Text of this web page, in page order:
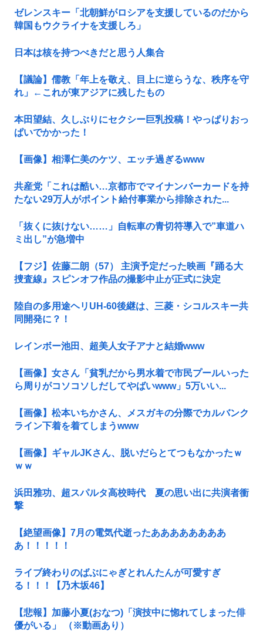
ゼレンスキー「北朝鮮がロシアを支援しているのだから
韓国もウクライナを支援しろ」
日本は核を持つべきだと思う人集合
【議論】儒教「年上を敬え、目上に逆らうな、秩序を守
れ」←これが東アジアに残したもの
本田望結、久しぶりにセクシー巨乳投稿！やっぱりおっ
ぱいでかかった！
【画像】相澤仁美のケツ、エッチ過ぎるwww
共産党「これは酷い…京都市でマイナンバーカードを持
たない29万人がポイント給付事業から排除された...
「抜くに抜けない……」自転車の青切符導入で”車道ハ
ミ出し”が急増中
【フジ】佐藤二朗（57） 主演予定だった映画『踊る大
捜査線』スピンオフ作品の撮影中止が正式に決定
陸自の多用途ヘリUH-60後継は、三菱・シコルスキー共
同開発に？！
レインボー池田、超美人女子アナと結婚www
【画像】女さん「貧乳だから男水着で市民プールいった
ら周りがコソコソしだしてやばいwww」5万いい...
【画像】松本いちかさん、メスガキの分際でカルバンク
ライン下着を着てしまうwww
【画像】ギャルJKさん、脱いだらとてつもなかったｗ
ｗｗ
浜田雅功、超スパルタ高校時代 夏の思い出に共演者衝
撃
【絶望画像】7月の電気代逝ったああああああああ
あ！！！！！
ライブ終わりのばぶにゃぎとれんたんが可愛すぎ
る！！！【乃木坂46】
【悲報】加藤小夏(おなつ)「演技中に惚れてしまった俳
優がいる」 （※動画あり）